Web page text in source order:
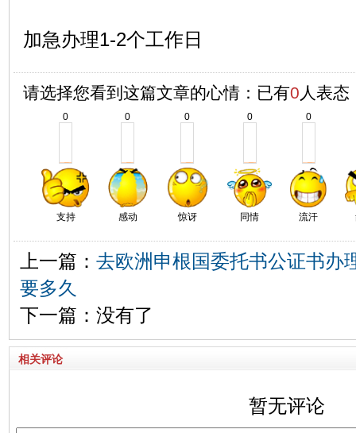
加急办理1-2个工作日
请选择您看到这篇文章的心情：已有0 人表态
0
支持
0
感动
0
惊讶
0
同情
0
流汗
上一篇： 去欧洲申根国委托书公证书办
要多久
下一篇：没有了
相关评论
暂无评论